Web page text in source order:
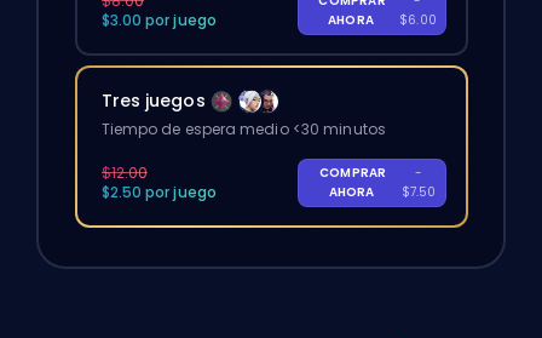
$3.00 por juego
AHORA
$6.00
Tres juegos
Tiempo de espera medio <30 minutos
$12.00
$2.50 por juego
COMPRAR
AHORA
-
$7.50